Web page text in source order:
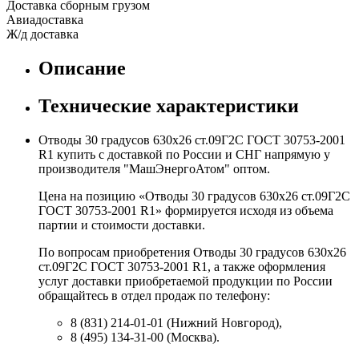
Доставка сборным грузом
Авиадоставка
Ж/д доставка
Описание
Технические характеристики
Отводы 30 градусов 630х26 ст.09Г2С ГОСТ 30753-2001
R1 купить с доставкой по России и СНГ напрямую у
производителя "МашЭнергоАтом" оптом.
Цена на позицию «Отводы 30 градусов 630х26 ст.09Г2С
ГОСТ 30753-2001 R1» формируется исходя из объема
партии и стоимости доставки.
По вопросам приобретения Отводы 30 градусов 630х26
ст.09Г2С ГОСТ 30753-2001 R1, а также оформления
услуг доставки приобретаемой продукции по России
обращайтесь в отдел продаж по телефону:
8 (831) 214-01-01 (Нижний Новгород),
8 (495) 134-31-00 (Москва).